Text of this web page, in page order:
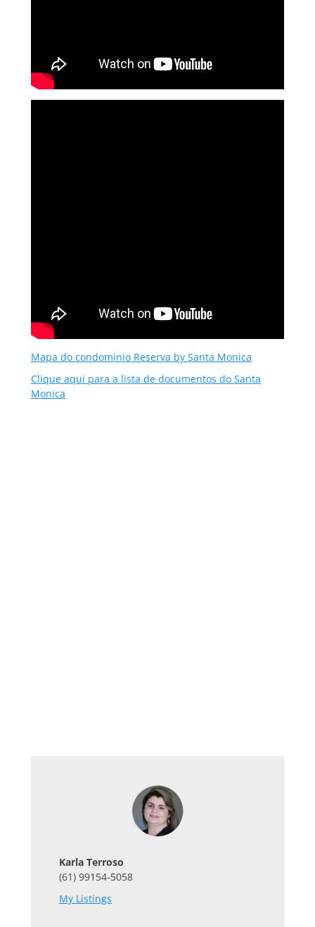
Mapa do condominio Reserva by Santa Monica
Clique aqui para a lista de documentos do Santa
Monica
Karla Terroso
(61) 99154-5058
My Listings